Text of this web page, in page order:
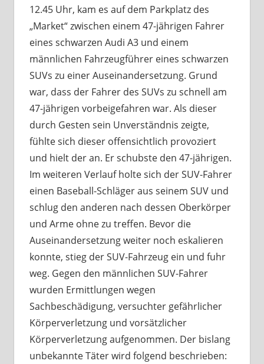
12.45 Uhr, kam es auf dem Parkplatz des
„Market“ zwischen einem 47-jährigen Fahrer
eines schwarzen Audi A3 und einem
männlichen Fahrzeugführer eines schwarzen
SUVs zu einer Auseinandersetzung. Grund
war, dass der Fahrer des SUVs zu schnell am
47-jährigen vorbeigefahren war. Als dieser
durch Gesten sein Unverständnis zeigte,
fühlte sich dieser offensichtlich provoziert
und hielt der an. Er schubste den 47-jährigen.
Im weiteren Verlauf holte sich der SUV-Fahrer
einen Baseball-Schläger aus seinem SUV und
schlug den anderen nach dessen Oberkörper
und Arme ohne zu treffen. Bevor die
Auseinandersetzung weiter noch eskalieren
konnte, stieg der SUV-Fahrzeug ein und fuhr
weg. Gegen den männlichen SUV-Fahrer
wurden Ermittlungen wegen
Sachbeschädigung, versuchter gefährlicher
Körperverletzung und vorsätzlicher
Körperverletzung aufgenommen. Der bislang
unbekannte Täter wird folgend beschrieben: